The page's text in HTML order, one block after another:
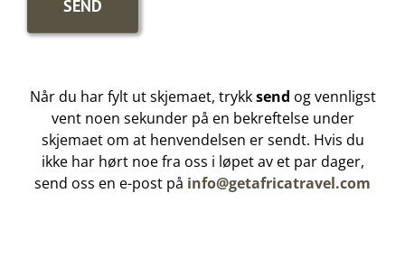
Når du har fylt ut skjemaet, trykksend og vennligst
vent noen sekunder på en bekreftelse under
skjemaet om at henvendelsen er sendt. Hvis du
ikke har hørt noe fra oss i løpet av et par dager,
send oss en e-post på info@getafricatravel.com